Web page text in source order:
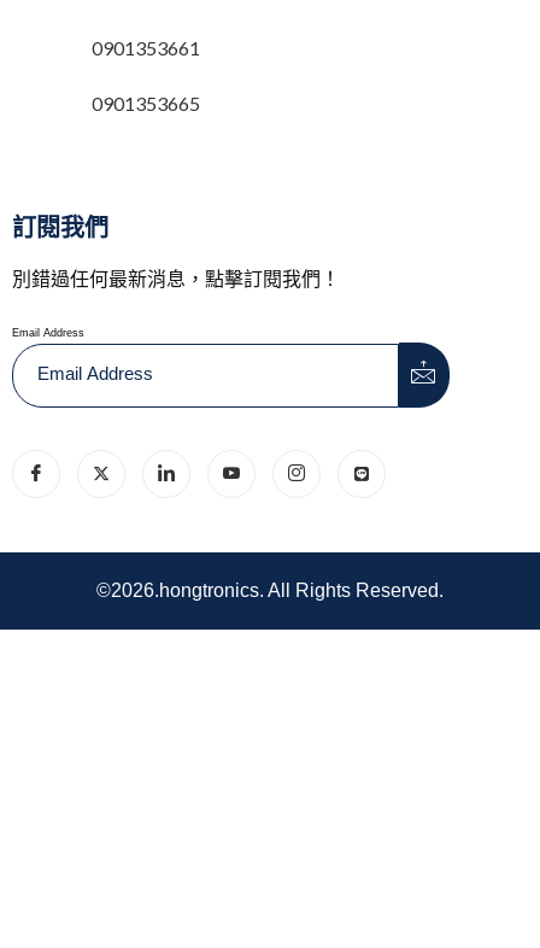
0901353661
0901353665
訂閱我們
別錯過任何最新消息，點擊訂閱我們！
Email Address
©2026.hongtronics. All Rights Reserved.